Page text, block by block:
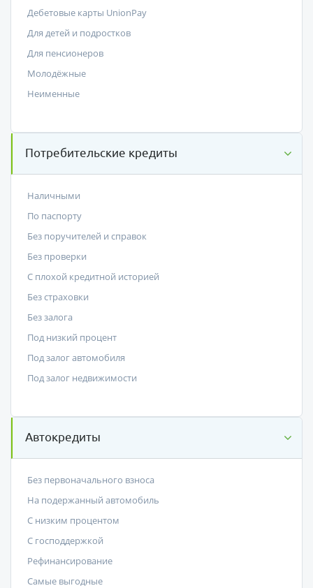
Дебетовые карты UnionPay
Для детей и подростков
Для пенсионеров
Молодёжные
Неименные
Потребительские кредиты
Наличными
По паспорту
Без поручителей и справок
Без проверки
С плохой кредитной историей
Без страховки
Без залога
Под низкий процент
Под залог автомобиля
Под залог недвижимости
Автокредиты
Без первоначального взноса
На подержанный автомобиль
С низким процентом
C господдержкой
Рефинансирование
Самые выгодные